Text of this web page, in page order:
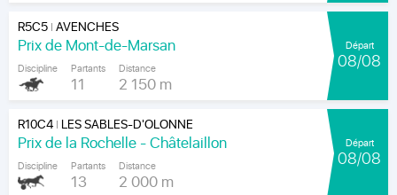
R5C5|AVENCHES
Prix de Mont-de-Marsan
Discipline Partants
11
Distance
2 150 m
Départ
08/08
R10C4| LES SABLES-D'OLONNE
Prix de la Rochelle - Châtelaillon
Discipline Partants
13
Distance
2 000 m
Départ
08/08